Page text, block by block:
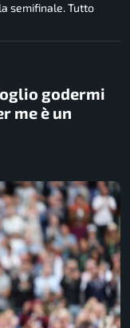
semifinale. Tutto
godermi
me è un